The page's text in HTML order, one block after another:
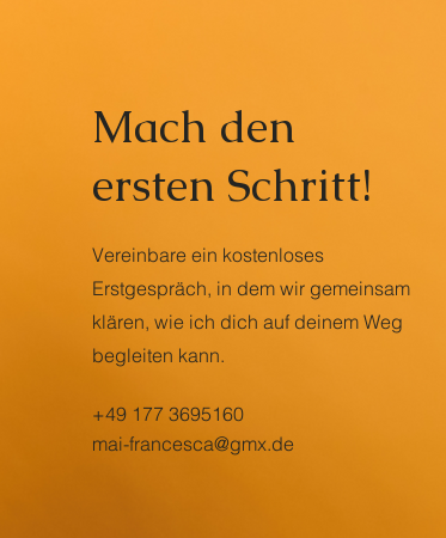
Mach den
ersten Schritt!
Vereinbare ein kostenloses
Erstgespräch, in dem wir gemeinsam
klären, wie ich dich auf deinem Weg
begleiten kann.
+49 177 3695160
mai-francesca@gmx.de